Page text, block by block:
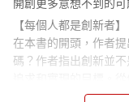
開創更多意想不到的可
【每個人都是創新者】
在本書的開頭，作者
碼？作者指出創新並
子，作者生動地說明